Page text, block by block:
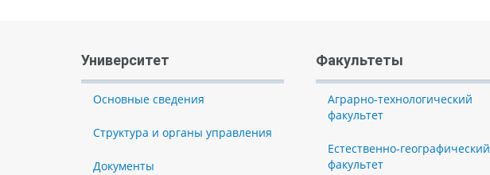
Университет
Основные сведения
Структура и органы управления
Документы
Факультеты
Аграрно-технологический
факультет
Естественно-географический
факультет